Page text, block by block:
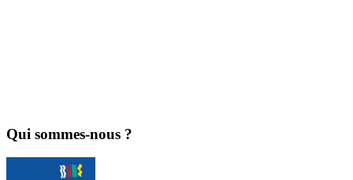
Qui sommes-nous ?